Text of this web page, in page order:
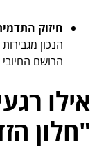
חיזוק
הנכון
הרושם
אילו
"חלון